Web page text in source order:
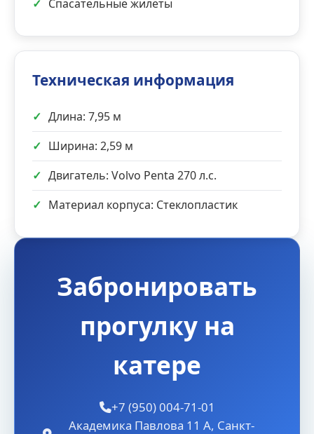
✓ Спасательные жилеты
Техническая информация
✓ Длина: 7,95 м
✓ Ширина: 2,59 м
✓ Двигатель: Volvo Penta 270 л.с.
✓ Материал корпуса: Стеклопластик
Забронировать
прогулку на
катере
+7 (950) 004-71-01
Академика Павлова 11 А, Санкт-